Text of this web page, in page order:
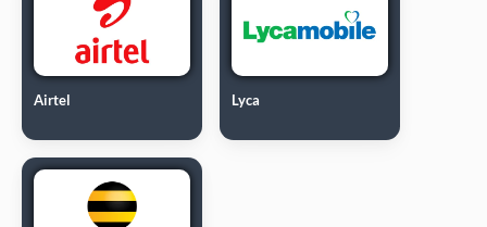
Airtel Lyca